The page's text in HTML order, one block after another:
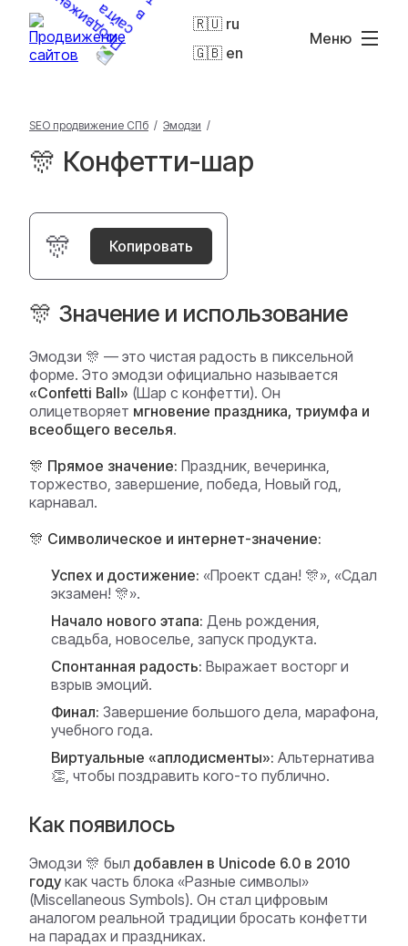
🇷🇺 ru
🇬🇧 en
Меню
SEO продвижение СПб / Эмодзи /
🎊 Конфетти-шар
🎊 Копировать
🎊 Значение и использование
Эмодзи 🎊 — это чистая радость в пиксельной
форме. Это эмодзи официально называется
«Confetti Ball» (Шар с конфетти). Он
олицетворяет мгновение праздника, триумфа и
всеобщего веселья.
🎊 Прямое значение: Праздник, вечеринка,
торжество, завершение, победа, Новый год,
карнавал.
🎊 Символическое и интернет-значение:
Успех и достижение: «Проект сдан! 🎊», «Сдал
экзамен! 🎊».
Начало нового этапа: День рождения,
свадьба, новоселье, запуск продукта.
Спонтанная радость: Выражает восторг и
взрыв эмоций.
Финал: Завершение большого дела, марафона,
учебного года.
Виртуальные «аплодисменты»: Альтернатива
👏, чтобы поздравить кого-то публично.
Как появилось
Эмодзи 🎊 был добавлен в Unicode 6.0 в 2010
году как часть блока «Разные символы»
(Miscellaneous Symbols). Он стал цифровым
аналогом реальной традиции бросать конфетти
на парадах и праздниках.